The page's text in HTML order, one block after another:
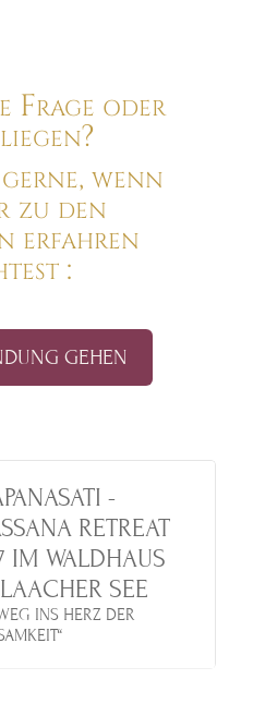
Frage oder
wenn
zu den
erfahren
:
GEHEN
-
RETREAT
IM WALDHAUS
SEE
INS HERZ DER